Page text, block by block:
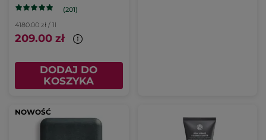
(201)
4180.00 zł / 1l
209.00 zł
DODAJ DO
KOSZYKA
NOWOŚĆ